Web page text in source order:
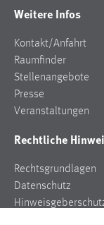
Weitere Infos
Kontakt/Anfahrt
Raumfinder
Stellenangebote
Presse
Veranstaltungen
Rechtliche
Rechtsgrundlagen
Datenschutz